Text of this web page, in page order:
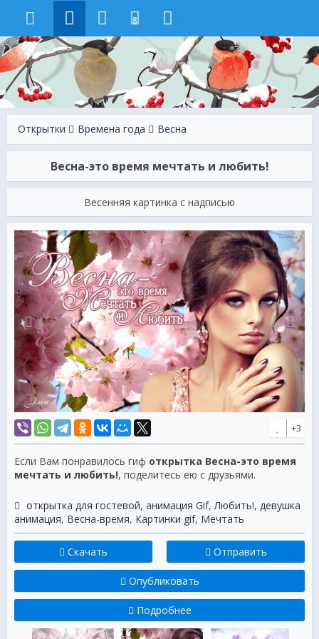
8
Открытки Времена года Весна
Весна-это время мечтать и любить!
Весенняя картинка с надписью
+3
Если Вам понравилось гиф открытка Весна-это время
мечтать и любить!, поделитесь ею с друзьями.
открытка для гостевой, анимация Gif,Любить!, девушка
анимация, Весна-время, Картинки gif, Мечтать
Скачать Отправить
Опубликовать
Подробнее